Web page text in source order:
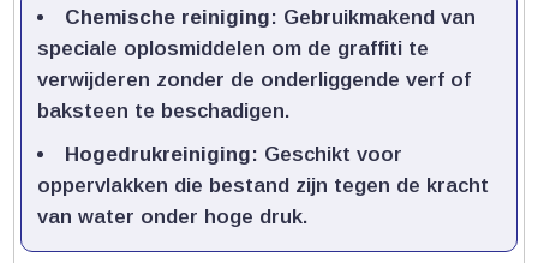
Chemische reiniging: Gebruikmakend van
speciale oplosmiddelen om de graffiti te
verwijderen zonder de onderliggende verf of
baksteen te beschadigen.​
Hogedrukreiniging: Geschikt voor
oppervlakken die bestand zijn tegen de kracht
van water onder hoge druk.​